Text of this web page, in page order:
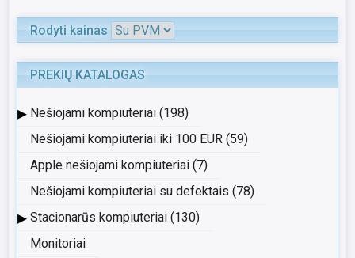
Rodyti kainas
PREKIŲ KATALOGAS
▸ Nešiojami kompiuteriai (198)
Nešiojami kompiuteriai iki 100 EUR (59)
Apple nešiojami kompiuteriai (7)
Nešiojami kompiuteriai su defektais (78)
▸ Stacionarūs kompiuteriai (130)
Monitoriai